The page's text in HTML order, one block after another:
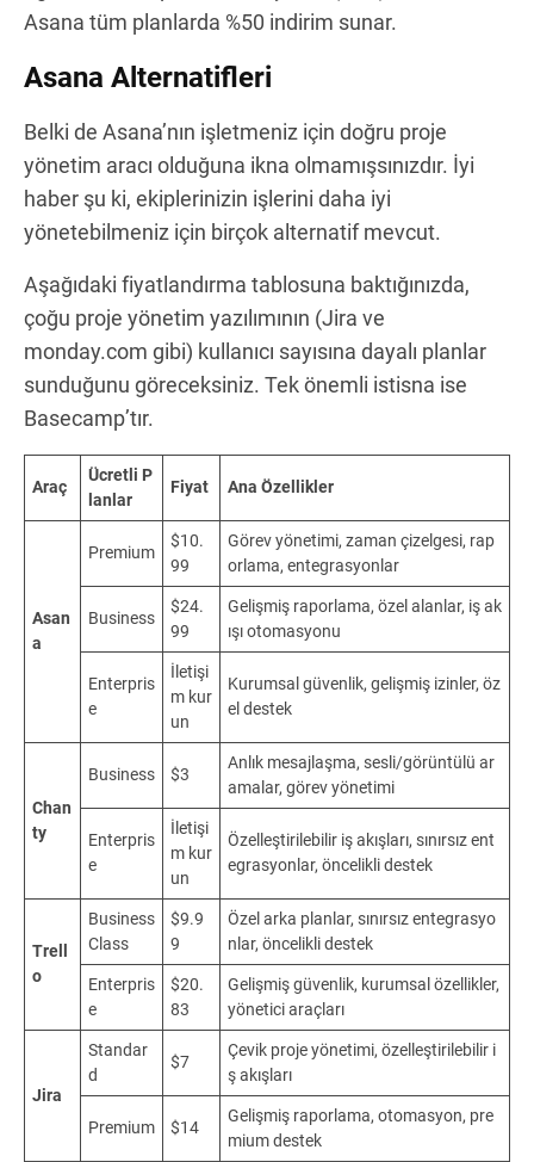
Asana tüm planlarda %50 indirim sunar.
Asana Alternatifleri
Belki de Asana’nın işletmeniz için doğru proje
yönetim aracı olduğuna ikna olmamışsınızdır. İyi
haber şu ki, ekiplerinizin işlerini daha iyi
yönetebilmeniz için birçok alternatif mevcut.
Aşağıdaki fiyatlandırma tablosuna baktığınızda,
çoğu proje yönetim yazılımının (Jira ve
monday.com gibi) kullanıcı sayısına dayalı planlar
sunduğunu göreceksiniz. Tek önemli istisna ise
Basecamp’tır.
Araç
Ücretli P
lanlar
Fiyat Ana Özellikler
Asan
a
Premium
$10.
99
Görev yönetimi, zaman çizelgesi, rap
orlama, entegrasyonlar
Business
$24.
99
Gelişmiş raporlama, özel alanlar, iş ak
ışı otomasyonu
Enterpris
e
İletişi
m kur
un
Kurumsal güvenlik, gelişmiş izinler, öz
el destek
Chan
ty
Business $3
Anlık mesajlaşma, sesli/görüntülü ar
amalar, görev yönetimi
Enterpris
e
İletişi
m kur
un
Özelleştirilebilir iş akışları, sınırsız ent
egrasyonlar, öncelikli destek
Trell
o
Business
Class
$9.9
9
Özel arka planlar, sınırsız entegrasyo
nlar, öncelikli destek
Enterpris
e
$20.
83
Gelişmiş güvenlik, kurumsal özellikler,
yönetici araçları
Jira
Standar
d
$7
Çevik proje yönetimi, özelleştirilebilir i
ş akışları
Premium $14
Gelişmiş raporlama, otomasyon, pre
mium destek